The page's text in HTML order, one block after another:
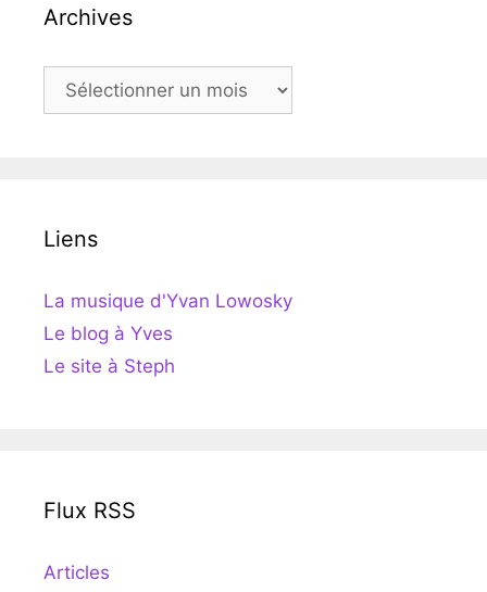
Archives
Archives
Liens
La musique d'Yvan Lowosky
Le blog à Yves
Le site à Steph
Flux RSS
Articles